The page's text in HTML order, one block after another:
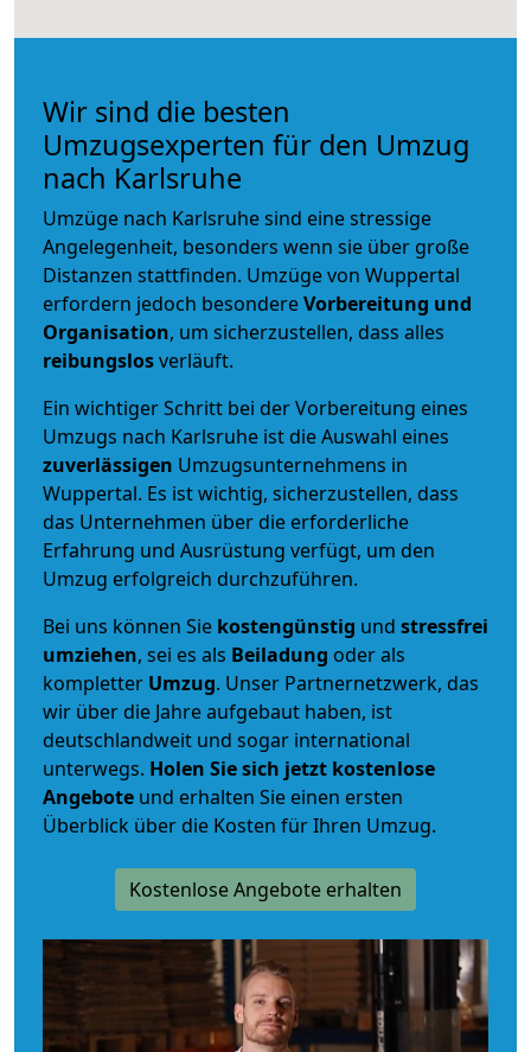
Wir sind die besten
Umzugsexperten für den Umzug
nach Karlsruhe
Umzüge nach Karlsruhe sind eine stressige
Angelegenheit, besonders wenn sie über große
Distanzen stattfinden. Umzüge von Wuppertal
erfordern jedoch besondereVorbereitung und
Organisation, um sicherzustellen, dass alles
reibungslosverläuft.
Ein wichtiger Schritt bei der Vorbereitung eines
Umzugs nach Karlsruhe ist die Auswahl eines
zuverlässigen Umzugsunternehmens in
Wuppertal. Es ist wichtig, sicherzustellen, dass
das Unternehmen über die erforderliche
Erfahrung und Ausrüstung verfügt, um den
Umzug erfolgreich durchzuführen.
Bei uns können Sie kostengünstig und stressfrei
umziehen, sei es als Beiladung oder als
kompletter Umzug. Unser Partnernetzwerk, das
wir über die Jahre aufgebaut haben, ist
deutschlandweit und sogar international
unterwegs. Holen Sie sich jetzt kostenlose
Angebote und erhalten Sie einen ersten
Überblick über die Kosten für Ihren Umzug.
Kostenlose Angebote erhalten